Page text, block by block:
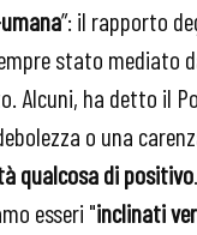
”: il rapporto
stato mediato
Alcuni, ha detto il
o una
qualcosa di positivo
esseri "inclinati